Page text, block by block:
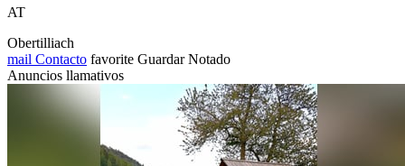
AT
Obertilliach
mail Contacto favorite Guardar Notado
Anuncios llamativos